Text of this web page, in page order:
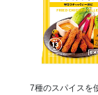
7種のスパイスを